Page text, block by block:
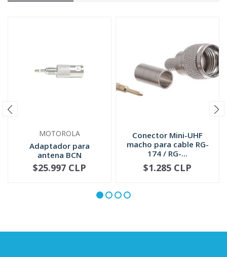
MOTOROLA
Adaptador para
antena BCN
5885705M02
NO DISPONIBLE
$25.997 CLP
Conector Mini-UHF
macho para cable RG-
174 / RG-...
+
$1.285 CLP